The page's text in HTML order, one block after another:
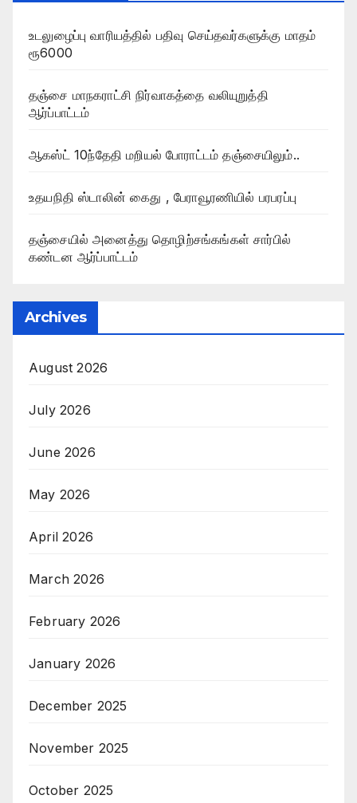
உடலுழைப்பு வாரியத்தில் பதிவு செய்தவர்களுக்கு மாதம்
ரூ6000
தஞ்சை மாநகராட்சி நிர்வாகத்தை வலியுறுத்தி
ஆர்ப்பாட்டம்
ஆகஸ்ட் 10ந்தேதி மறியல் போராட்டம் தஞ்சையிலும்..
உதயநிதி ஸ்டாலின் கைது , பேராவூரணியில் பரபரப்பு
தஞ்சையில் அனைத்து தொழிற்சங்கங்கள் சார்பில்
கண்டன ஆர்ப்பாட்டம்
Archives
August 2026
July 2026
June 2026
May 2026
April 2026
March 2026
February 2026
January 2026
December 2025
November 2025
October 2025